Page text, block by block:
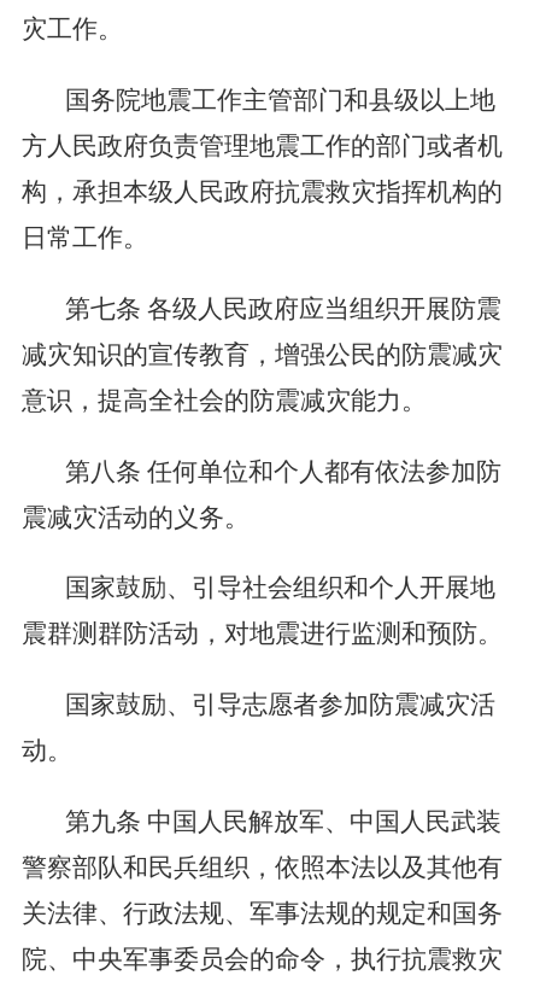
灾工作。
国务院地震工作主管部门和县级以上地
方人民政府负责管理地震工作的部门或者机
构，承担本级人民政府抗震救灾指挥机构的
日常工作。
第七条 各级人民政府应当组织开展防震
减灾知识的宣传教育，增强公民的防震减灾
意识，提高全社会的防震减灾能力。
第八条 任何单位和个人都有依法参加防
震减灾活动的义务。
国家鼓励、引导社会组织和个人开展地
震群测群防活动，对地震进行监测和预防。
国家鼓励、引导志愿者参加防震减灾活
动。
第九条 中国人民解放军、中国人民武装
警察部队和民兵组织，依照本法以及其他有
关法律、行政法规、军事法规的规定和国务
院、中央军事委员会的命令，执行抗震救灾